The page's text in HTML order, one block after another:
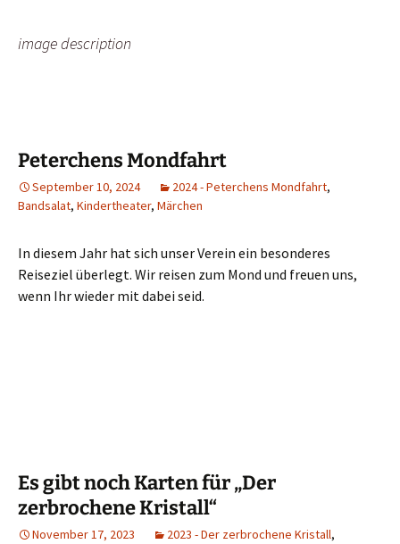
image description
Peterchens Mondfahrt
September 10, 2024 2024 - Peterchens Mondfahrt,
Bandsalat, Kindertheater, Märchen
In diesem Jahr hat sich unser Verein ein besonderes
Reiseziel überlegt. Wir reisen zum Mond und freuen uns,
wenn Ihr wieder mit dabei seid.
Es gibt noch Karten für „Der
zerbrochene Kristall“
November 17, 2023 2023 - Der zerbrochene Kristall,